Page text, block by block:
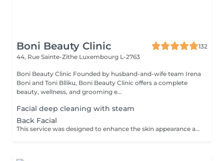
Boni Beauty Clinic
132
44, Rue Sainte-Zithe Luxembourg L-2763
Boni Beauty Clinic Founded by husband-and-wife team Irena
Boni and Toni Blliku, Boni Beauty Clinic offers a complete
beauty, wellness, and grooming e...
Facial deep cleaning with steam
Back Facial
This service was designed to enhance the skin appearance and focus on any skin concerns that you may have. We start the service with the steam and hot towels cleansing.We follow with a double cleanse to remove all dirt and oil, exfoliation to help remove dead skin build up, extractions as needed, high frequency to kill acne causing bacteria, LED therapy that is customized for your specific skin concerns, a stress releasing back massage with a bacteria balancing mask is also included. We end each service with a toner, serum and moisturizer.